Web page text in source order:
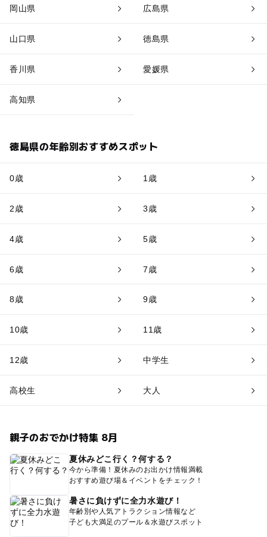
岡山県 広島県
山口県 徳島県
香川県 愛媛県
高知県
徳島県の年齢別おすすめスポット
0歳 1歳
2歳 3歳
4歳 5歳
6歳 7歳
8歳 9歳
10歳 11歳
12歳 中学生
高校生 大人
親子のおでかけ特集 8月
夏休みどこ行く？何する？
今から準備！夏休みのお出かけ情報満載
おすすめ遊び場＆イベントをチェック！
暑さに負けずに全力水遊び！
年齢別や人気アトラクション情報など
子ども大満足のプール＆水遊びスポット